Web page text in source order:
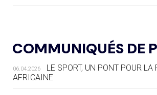
DES MONDIAUX À
ROUTE DES JO 2032
05.08 — ALPES FRANÇAISES 2030
LE VILLAGE OLYMPIQUE
COMMUNIQUÉS DE
06.04.2026
LE SPORT, UN PONT POUR LA
AFRICAINE